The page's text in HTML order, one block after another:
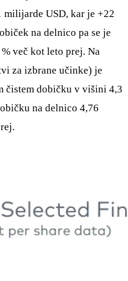
milijarde USD, kar je +22
na delnico pa se je
več kot leto prej. Na
za izbrane učinke) je
čistem dobičku v višini 4,3
na delnico 4,76